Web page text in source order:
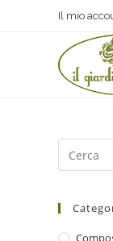
Il mio